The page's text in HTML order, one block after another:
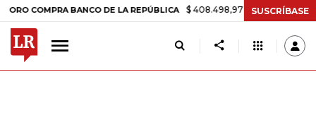
BANCO DE LA REPÚBLICA $ 408.498,97 +$ 8.753,81 +2,19%
SUSCRÍBASE